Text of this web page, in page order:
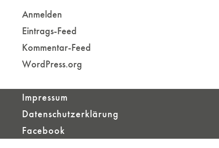
Anmelden
Eintrags-Feed
Kommentar-Feed
WordPress.org
Impressum
Datenschutzerklärung
Facebook